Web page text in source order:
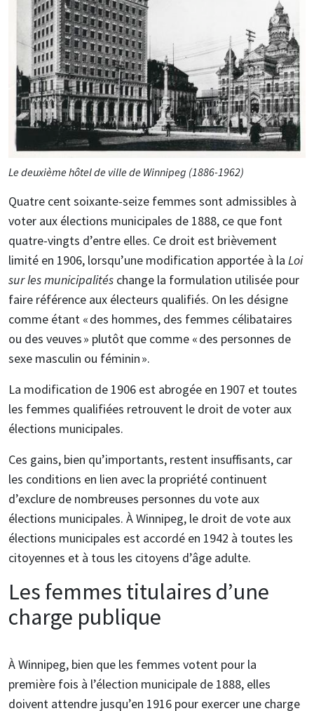
Le deuxième hôtel de ville de Winnipeg (1886-1962)
Quatre cent soixante-seize femmes sont admissibles à
voter aux élections municipales de 1888, ce que font
quatre-vingts d’entre elles. Ce droit est brièvement
limité en 1906, lorsqu’une modification apportée à la Loi
sur les municipalités change la formulation utilisée pour
faire référence aux électeurs qualifiés. On les désigne
comme étant « des hommes, des femmes célibataires
ou des veuves » plutôt que comme « des personnes de
sexe masculin ou féminin ».
La modification de 1906 est abrogée en 1907 et toutes
les femmes qualifiées retrouvent le droit de voter aux
élections municipales.
Ces gains, bien qu’importants, restent insuffisants, car
les conditions en lien avec la propriété continuent
d’exclure de nombreuses personnes du vote aux
élections municipales. À Winnipeg, le droit de vote aux
élections municipales est accordé en 1942 à toutes les
citoyennes et à tous les citoyens d’âge adulte.
Les femmes titulaires d’une
charge publique
À Winnipeg, bien que les femmes votent pour la
première fois à l’élection municipale de 1888, elles
doivent attendre jusqu’en 1916 pour exercer une charge